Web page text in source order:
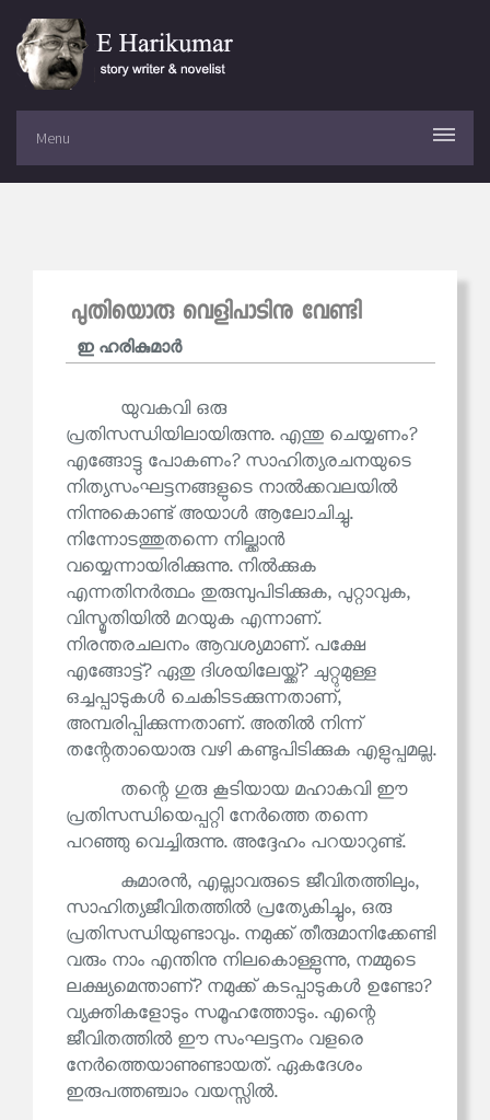
Menu
പുതിയൊരു വെളിപാടിനു വേണ്ടി
ഇ ഹരികുമാര്‍
യുവകവി ഒരു
പ്രതിസന്ധിയിലായിരുന്നു. എന്തു ചെയ്യണം?
എങ്ങോട്ടു പോകണം? സാഹിത്യരചനയുടെ
നിത്യസംഘട്ടനങ്ങളുടെ നാൽക്കവലയിൽ
നിന്നുകൊണ്ട് അയാൾ ആലോചിച്ചു.
നിന്നോടത്തുതന്നെ നില്ക്കാൻ
വയ്യെന്നായിരിക്കുന്നു. നിൽക്കുക
എന്നതിനർത്ഥം തുരുമ്പുപിടിക്കുക, പുറ്റാവുക,
വിസ്മൃതിയിൽ മറയുക എന്നാണ്.
നിരന്തരചലനം ആവശ്യമാണ്. പക്ഷേ
എങ്ങോട്ട്? ഏതു ദിശയിലേയ്ക്ക്? ചുറ്റുമുള്ള
ഒച്ചപ്പാടുകൾ ചെകിടടക്കുന്നതാണ്,
അമ്പരിപ്പിക്കുന്നതാണ്. അതിൽ നിന്ന്
തന്റേതായൊരു വഴി കണ്ടുപിടിക്കുക എളുപ്പമല്ല.
തന്റെ ഗുരു കൂടിയായ മഹാകവി ഈ
പ്രതിസന്ധിയെപ്പറ്റി നേർത്തെ തന്നെ
പറഞ്ഞു വെച്ചിരുന്നു. അദ്ദേഹം പറയാറുണ്ട്.
കുമാരൻ, എല്ലാവരുടെ ജീവിതത്തിലും,
സാഹിത്യജീവിതത്തിൽ പ്രത്യേകിച്ചും, ഒരു
പ്രതിസന്ധിയുണ്ടാവും. നമുക്ക് തീരുമാനിക്കേണ്ടി
വരും നാം എന്തിനു നിലകൊള്ളുന്നു, നമ്മുടെ
ലക്ഷ്യമെന്താണ്? നമുക്ക് കടപ്പാടുകൾ ഉണ്ടോ?
വ്യക്തികളോടും സമൂഹത്തോടും. എന്റെ
ജീവിതത്തിൽ ഈ സംഘട്ടനം വളരെ
നേർത്തെയാണുണ്ടായത്. ഏകദേശം
ഇരുപത്തഞ്ചാം വയസ്സിൽ.